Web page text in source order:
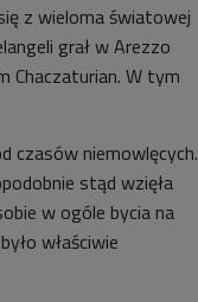
z wieloma światowej
grał w Arezzo
Chaczaturian. W tym
czasów niemowlęcych.
stąd wzięła
w ogóle bycia na
właściwie